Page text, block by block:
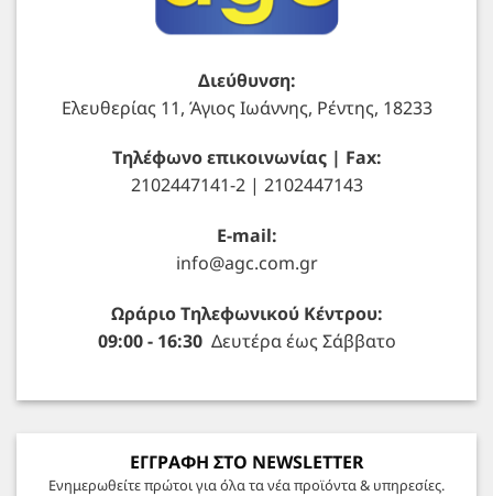
Διεύθυνση:
Ελευθερίας 11, Άγιος Ιωάννης, Ρέντης, 18233
Τηλέφωνο επικοινωνίας | Fax:
2102447141-2 | 2102447143
E-mail:
info@agc.com.gr
Ωράριο Τηλεφωνικού Κέντρου:
09:00 - 16:30Δευτέρα έως Σάββατο
ΕΓΓΡΑΦΗ ΣΤΟ NEWSLETTER
Ενημερωθείτε πρώτοι για όλα τα νέα προϊόντα & υπηρεσίες.